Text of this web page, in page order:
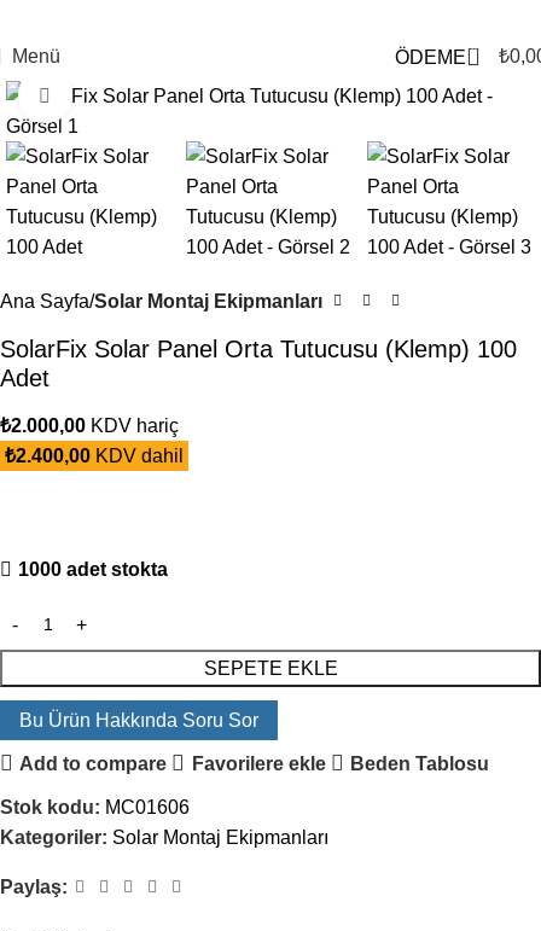
Menü ÖDEME 0 ₺
Büyütmek için tıklayın
Ana Sayfa Solar Montaj Ekipmanları
SolarFix Solar Panel Orta Tutucusu (Klemp) 100
Adet
₺2.000,00 KDV hariç
₺2.400,00 KDV dahil
1000 adet stokta
SEPETE EKLE
Bu Ürün Hakkında Soru Sor
Add to compare Favorilere ekle Beden Tablosu
Stok kodu: MC01606
Kategoriler: Solar Montaj Ekipmanları
Paylaş: